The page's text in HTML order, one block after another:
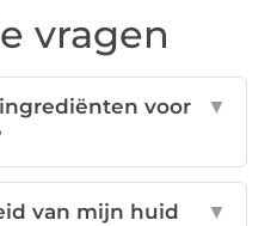
vragen
voor
▼
van mijn huid
▼